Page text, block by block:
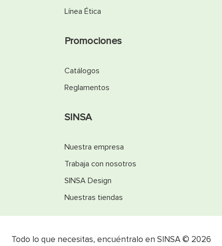
Línea Ética
Promociones
Catálogos
Reglamentos
SINSA
Nuestra empresa
Trabaja con nosotros
SINSA Design
Nuestras tiendas
Todo lo que necesitas, encuéntralo en SINSA © 2026